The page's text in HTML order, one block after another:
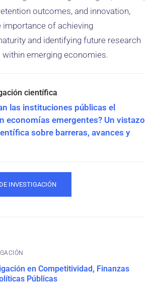
outcomes, and innovation,
importance of achieving
and identifying future research
emerging economies.
las instituciones públicas el
economías emergentes? Un vistazo
sobre barreras, avances y
INVESTIGACIÓN
en Competitividad, Finanzas
Públicas